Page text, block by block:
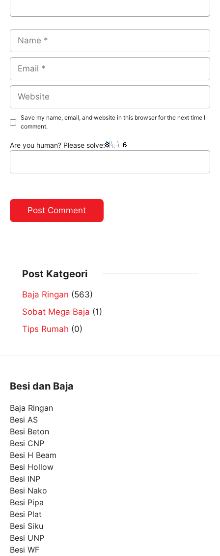
Name
Email
Website
Save my name, email, and website in this browser for the next time I
comment.
Are you human? Please solve:
Post Katgeori
Baja Ringan (563)
Sobat Mega Baja (1)
Tips Rumah (0)
Besi dan Baja
Baja Ringan
Besi AS
Besi Beton
Besi CNP
Besi H Beam
Besi Hollow
Besi INP
Besi Nako
Besi Pipa
Besi Plat
Besi Siku
Besi UNP
Besi WF